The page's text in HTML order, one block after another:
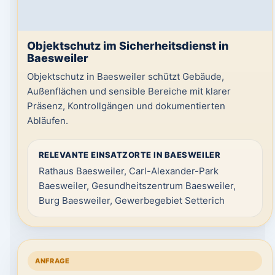
Objektschutz im Sicherheitsdienst in
Baesweiler
Objektschutz in Baesweiler schützt Gebäude,
Außenflächen und sensible Bereiche mit klarer
Präsenz, Kontrollgängen und dokumentierten
Abläufen.
RELEVANTE EINSATZORTE IN BAESWEILER
Rathaus Baesweiler, Carl-Alexander-Park
Baesweiler, Gesundheitszentrum Baesweiler,
Burg Baesweiler, Gewerbegebiet Setterich
ANFRAGE